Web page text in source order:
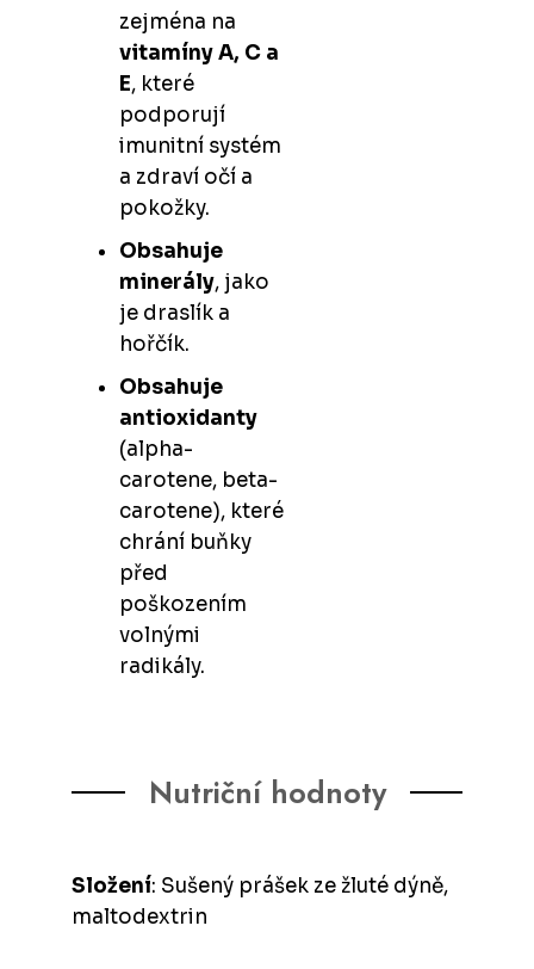
zejména na
vitamíny A, C a
E, které
podporují
imunitní systém
a zdraví očí a
pokožky.
Obsahuje
minerály, jako
je draslík a
hořčík.
Obsahuje
antioxidanty
(alpha-
carotene, beta-
carotene), které
chrání buňky
před
poškozením
volnými
radikály.
Nutriční hodnoty
Složení: Sušený prášek ze žluté dýně,
maltodextrin